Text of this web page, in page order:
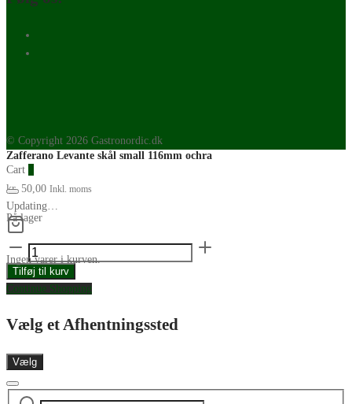
Zafferano Levante skål small 116mm ochra
kr.50,00 Inkl. moms
På lager
Zafferano
Levante
skål
116mm
ochra
antal
Tilføj til kurv
© Copyright 2026 Gastronordic.dk
Cart
Updating…
Ingen varer i kurven.
Continue Shopping
Vælg et Afhentningssted
Vælg
Søg